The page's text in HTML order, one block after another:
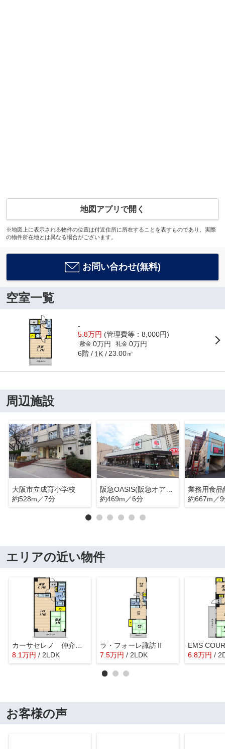
地図アプリで開く
※地図上に表示される物件の位置は付近住所に所在することを表すものであり、実際
の物件所在地とは異なる場合がございます。
お問い合わせ(無料)
空室一覧
-
5.8万円 (管理費等：8,000円)
敷金 0万円 礼金 0万円
6階 1K 23.00㎡
周辺施設
大阪市立成育小学校
約528m／7分
約469m／6分
約667m／
エリアの近い物件
カーサセレノ 仲介手数料無料
8.1万円 / 2LDK
ラ・フォーレ諏訪Ⅱ
7.5万円 / 2LDK
EMS
6.8万円 /
お客様の声